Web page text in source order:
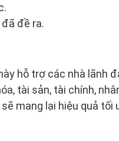
đề ra.
hỗ trợ các nhà lãnh
tài sản, tài chính,
mang lại hiệu quả tối